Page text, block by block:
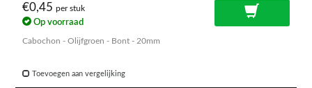
€0,45 per stuk
Op voorraad
Cabochon - Olijfgroen - Bont - 20mm
Toevoegen aan vergelijking